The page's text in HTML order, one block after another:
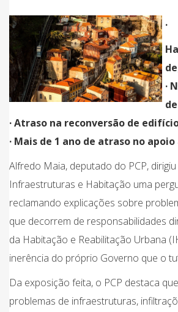
·
·
· Atraso na reconversão de
· Mais de 1 ano de atraso no
Alfredo Maia, deputado do PCP,
Infraestruturas e Habitação uma
reclamando explicações sobre
que decorrem de responsabilidades
da Habitação e Reabilitação Urbana
inerência do próprio Governo que o
Da exposição feita, o PCP destaca
problemas de infraestruturas,